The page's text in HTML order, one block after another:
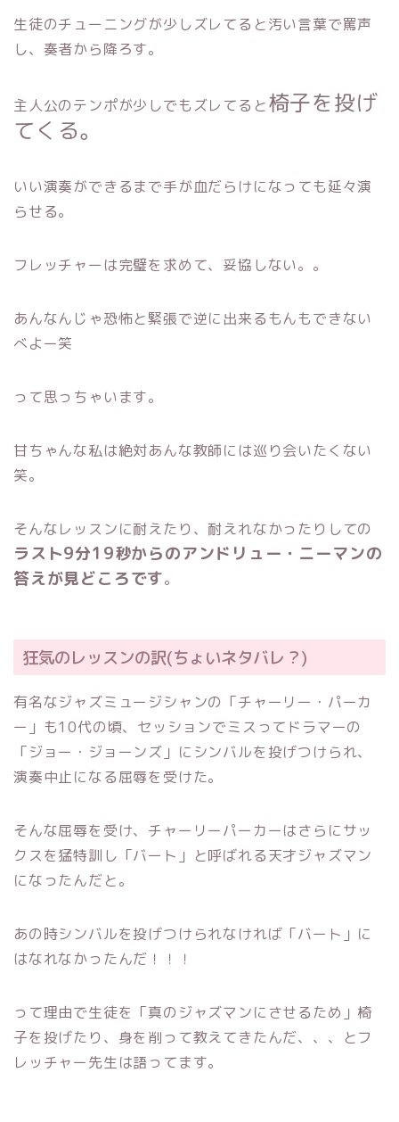
生徒のチューニングが少しズレてると汚い言葉で罵声
し、奏者から降ろす。
主人公のテンポが少しでもズレてると椅子を投げ
てくる。
いい演奏ができるまで手が血だらけになっても延々演
らせる。
フレッチャーは完璧を求めて、妥協しない。。
あんなんじゃ恐怖と緊張で逆に出来るもんもできない
べよー笑
って思っちゃいます。
甘ちゃんな私は絶対あんな教師には巡り会いたくない
笑。
そんなレッスンに耐えたり、耐えれなかったりしての
ラスト9分19秒からのアンドリュー・ニーマンの
答えが見どころです。
狂気のレッスンの訳(ちょいネタバレ？)
有名なジャズミュージシャンの「チャーリー・パーカ
ー」も10代の頃、セッションでミスってドラマーの
「ジョー・ジョーンズ」にシンバルを投げつけられ、
演奏中止になる屈辱を受けた。
そんな屈辱を受け、チャーリーパーカーはさらにサッ
クスを猛特訓し「バート」と呼ばれる天才ジャズマン
になったんだと。
あの時シンバルを投げつけられなければ「バート」に
はなれなかったんだ！！！
って理由で生徒を「真のジャズマンにさせるため」椅
子を投げたり、身を削って教えてきたんだ、、、とフ
レッチャー先生は語ってます。